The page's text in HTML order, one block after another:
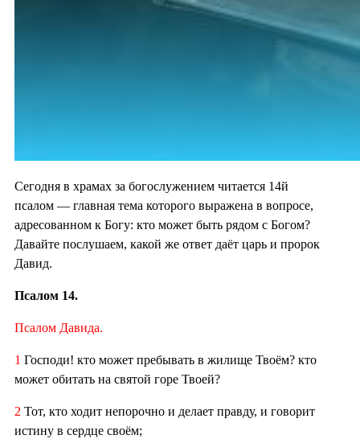
Сегодня в храмах за богослужением читается 14й
псалом — главная тема которого выражена в вопросе,
адресованном к Богу: кто может быть рядом с Богом?
Давайте послушаем, какой же ответ даёт царь и пророк
Давид.
Псалом 14.
Псалом Давида.
1 Господи! кто может пребывать в жилище Твоём? кто
может обитать на святой горе Твоей?
2 Тот, кто ходит непорочно и делает правду, и говорит
истину в сердце своём;